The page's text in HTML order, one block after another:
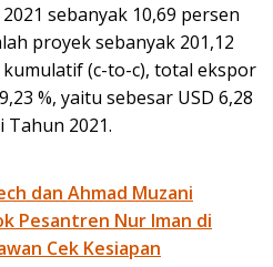
sebanyak 10,69 persen
proyek sebanyak 201,12
kumulatif (c-to-c), total ekspor
%, yaitu sebesar USD 6,28
Tahun 2021.
dan Ahmad Muzani
Pesantren Nur Iman di
Cek Kesiapan